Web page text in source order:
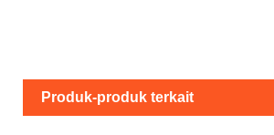
Produk-produk terkait